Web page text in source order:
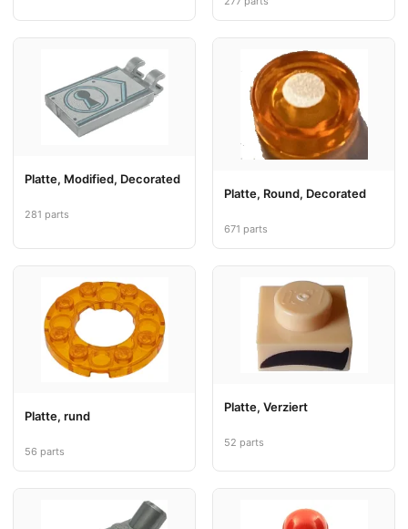
Platte, Modified, Decorated
281 parts
Platte, Round, Decorated
671 parts
Platte, rund
56 parts
Platte, Verziert
52 parts